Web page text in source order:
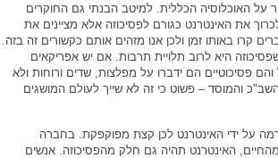
על האוכלוסיה הכללית. למיטב הבנתי גם החוקרים
את האינטרנט כגורם לפסיכוזה אלא מציינים את
קרו באותו זמן ולכן אנו מזהים אותם כקשורים זה בזה.
היא לרוב תלויית תרבות. אם יש אפריקאים
פסיכוטיים הם ידברו על מפלצות, שדים ורוחות ולא
והמוסד – פשוט כי זה לא שייך לעולם המושגים
על ידי האינטרנט לכן קצת מפוקפקת. בחברה
האינטרנט תהיה גם חלק מהפסיכוזה. אנשים